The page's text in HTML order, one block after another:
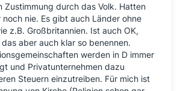
Zustimmung durch das Volk. Hatten
noch nie. Es gibt auch Länder ohne
z.B. Großbritannien. Ist auch OK,
aber auch klar so benennen.
werden in D immer
und Privatunternehmen dazu
Steuern einzutreiben. Für mich ist